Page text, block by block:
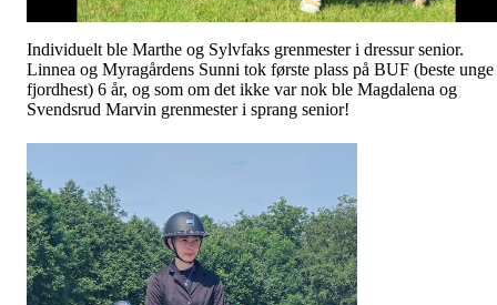
Individuelt ble Marthe og Sylvfaks grenmester i dressur senior.
Linnea og Myragårdens Sunni tok første plass på BUF (beste unge
fjordhest) 6 år, og som om det ikke var nok ble Magdalena og
Svendsrud Marvin grenmester i sprang senior!